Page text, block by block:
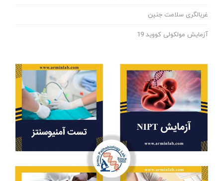
غربالگری سلامت جنین
آزمایش مولکولی کووید 19